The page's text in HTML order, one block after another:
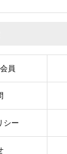
員
シー